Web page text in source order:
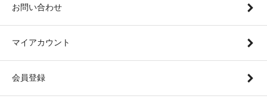
お問い合わせ
マイアカウント
会員登録